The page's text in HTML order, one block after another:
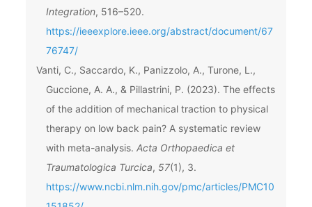
Integration, 516–520.
https://ieeexplore.ieee.org/abstract/document/67
76747/
Vanti, C., Saccardo, K., Panizzolo, A., Turone, L.,
Guccione, A. A., & Pillastrini, P. (2023). The effects
of the addition of mechanical traction to physical
therapy on low back pain? A systematic review
with meta-analysis. Acta Orthopaedica et
Traumatologica Turcica, 57(1), 3.
https://www.ncbi.nlm.nih.gov/pmc/articles/PMC10